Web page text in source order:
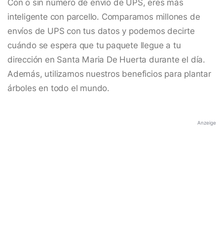
Con o sin número de envío de UPS, eres más
inteligente con parcello. Comparamos millones de
envíos de UPS con tus datos y podemos decirte
cuándo se espera que tu paquete llegue a tu
dirección en Santa Maria De Huerta durante el día.
Además, utilizamos nuestros beneficios para plantar
árboles en todo el mundo.
Anzeige